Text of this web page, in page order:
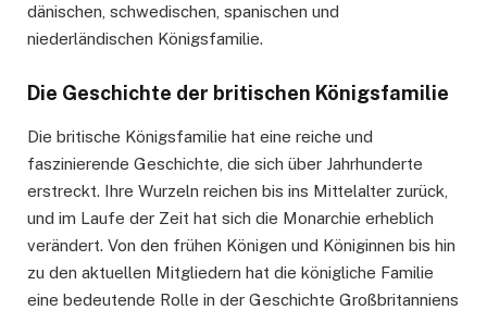
dänischen, schwedischen, spanischen und
niederländischen Königsfamilie.
Die Geschichte der britischen Königsfamilie
Die britische Königsfamilie hat eine reiche und
faszinierende Geschichte, die sich über Jahrhunderte
erstreckt. Ihre Wurzeln reichen bis ins Mittelalter zurück,
und im Laufe der Zeit hat sich die Monarchie erheblich
verändert. Von den frühen Königen und Königinnen bis hin
zu den aktuellen Mitgliedern hat die königliche Familie
eine bedeutende Rolle in der Geschichte Großbritanniens